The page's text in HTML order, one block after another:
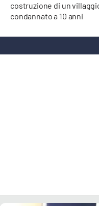
LACONAIR.IT
ILREGGINO.IT
costruzione di un
condannato a 10 anni